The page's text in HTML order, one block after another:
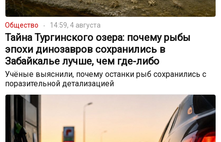
Общество 14:59, 4 августа
Тайна Тургинского озера: почему рыбы
эпохи динозавров сохранились в
Забайкалье лучше, чем где-либо
Учёные выяснили, почему останки рыб сохранились с
поразительной детализацией